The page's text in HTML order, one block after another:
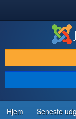
DOWNLOAD & UDVID
OPDAG & LÆR
FÆLLESSKABET &
Hjem Seneste